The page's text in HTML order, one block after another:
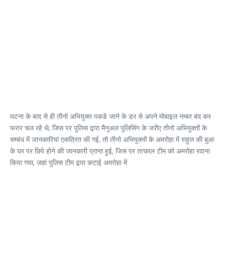
घटना के बाद से ही तीनो अभियुक्त पकडे जाने के डर से अपने मोबाइल नम्बर बंद कर
फरार चल रहे थे, जिस पर पुलिस द्वारा मैनुअल पुलिसिंग के जरीए तीनो अभियुक्तों के
सम्बंध में जानकारियां एकत्रित की गई, तो तीनो अभियुक्तों के अमरोहा में राहुल की बुआ
के घर पर छिपे होने की जानकारी प्राप्त हुई, जिस पर तत्काल टीम को अमरोहा रवाना
किया गया, जहां पुलिस टीम द्वारा कटाई अमरोहा में